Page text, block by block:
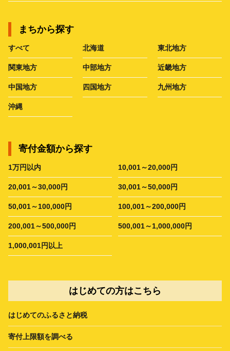
まちから探す
すべて 北海道 東北地方
関東地方 中部地方 近畿地方
中国地方 四国地方 九州地方
沖縄
寄付金額から探す
1万円以内 10,001～20,000円
20,001～30,000円 30,001～50,000円
50,001～100,000円 100,001～200,000円
200,001～500,000円 500,001～1,000,000円
1,000,001円以上
はじめての方はこちら
はじめてのふるさと納税
寄付上限額を調べる